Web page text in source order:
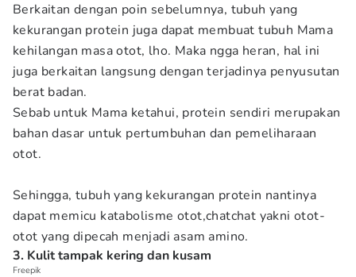
Berkaitan dengan poin sebelumnya, tubuh yang
kekurangan protein juga dapat membuat tubuh Mama
kehilangan masa otot, lho. Maka ngga heran, hal ini
juga berkaitan langsung dengan terjadinya penyusutan
berat badan.
Sebab untuk Mama ketahui, protein sendiri merupakan
bahan dasar untuk pertumbuhan dan pemeliharaan
otot.
Sehingga, tubuh yang kekurangan protein nantinya
dapat memicu katabolisme otot,chatchat yakni otot-
otot yang dipecah menjadi asam amino.
3. Kulit tampak kering dan kusam
Freepik